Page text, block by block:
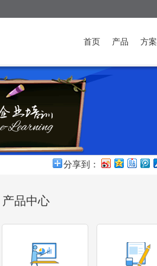
首页 产品 方案
分享到：
产品中心